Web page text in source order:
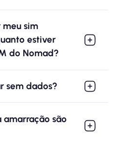
meu sim
estiver
do Nomad?
sem dados?
amarração são